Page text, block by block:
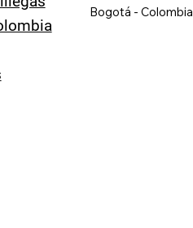
Bogotá - Colombia